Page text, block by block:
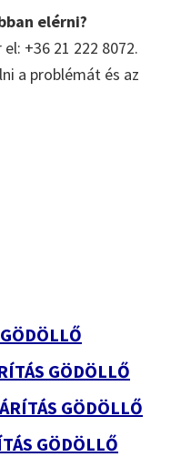
elérni?
+36 21 222 8072.
a problémát és az
GÖDÖLLŐ
GÖDÖLLŐ
GÖDÖLLŐ